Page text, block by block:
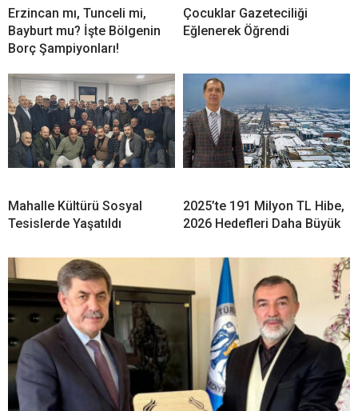
Erzincan mı, Tunceli mi,
Bayburt mu? İşte Bölgenin
Borç Şampiyonları!
Çocuklar Gazeteciliği
Eğlenerek Öğrendi
Mahalle Kültürü Sosyal
Tesislerde Yaşatıldı
2025’te 191 Milyon TL Hibe,
2026 Hedefleri Daha Büyük